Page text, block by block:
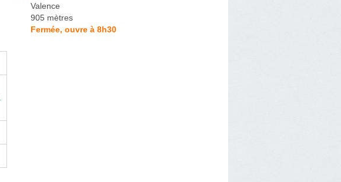
Valence
905 mètres
Fermée, ouvre à 8h30